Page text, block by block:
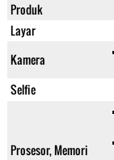
Produk
Layar
Kamera
Selfie
Prosesor, Memori